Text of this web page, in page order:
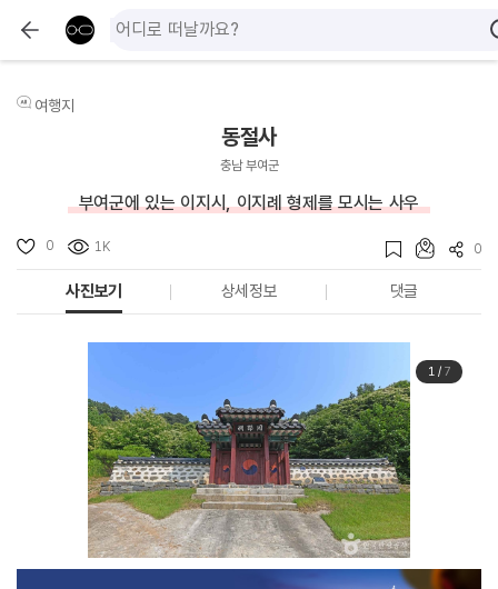
여행지
동절사
충남 부여군
부여군에 있는 이지시, 이지례 형제를 모시는 사우
0 1K 0
사진보기 상세정보 댓글
1/ 7